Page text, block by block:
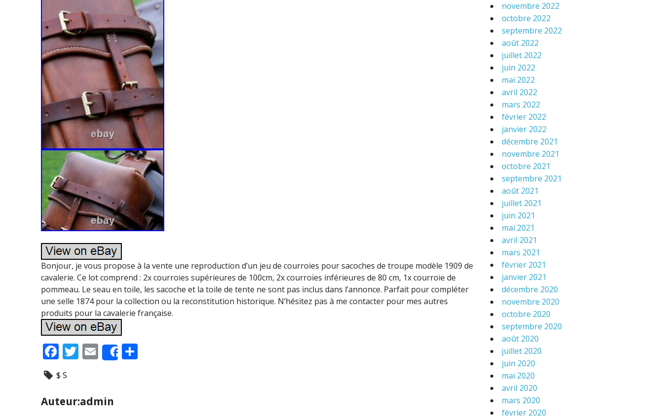
Bonjour, je vous propose à la vente une reproduction d’un jeu de courroies pour sacoches de troupe modèle 1909 de
cavalerie. Ce lot comprend : 2x courroies supérieures de 100cm, 2x courroies inférieures de 80 cm, 1x courroie de
pommeau. Le seau en toile, les sacoche et la toile de tente ne sont pas inclus dans l’annonce. Parfait pour compléter
une selle 1874 pour la collection ou la reconstitution historique. N’hésitez pas à me contacter pour mes autres
produits pour la cavalerie française.
F
ac
e
b
T
er
E
m
l
Share
$ S
Auteur:admin
novembre 2022
octobre 2022
septembre 2022
août 2022
juillet 2022
juin 2022
mai 2022
avril 2022
mars 2022
février 2022
janvier 2022
décembre 2021
novembre 2021
octobre 2021
septembre 2021
août 2021
juillet 2021
juin 2021
mai 2021
avril 2021
mars 2021
février 2021
janvier 2021
décembre 2020
novembre 2020
octobre 2020
septembre 2020
août 2020
juillet 2020
juin 2020
mai 2020
avril 2020
mars 2020
février 2020